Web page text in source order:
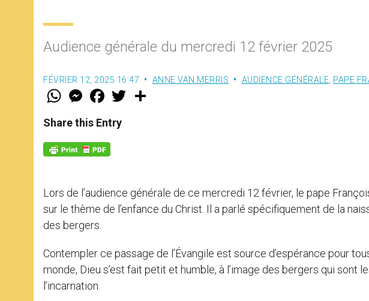
Audience générale du mercredi 12 février 2025
FÉVRIER 12, 2025 16:47 ANNE VAN MERRIS AUDIENCE GÉNÉRALE PAPE
W
t
s
p
p
M
e
s
e
g
e
F
a
e
b
o
k
w
Share this Entry
Lors de l’audience générale de ce mercredi 12 février, le pape
sur le thème de l’enfance du Christ. Il a parlé spécifiquement de la
des bergers.
Contempler ce passage de l’Évangile est source d’espérance pour
monde, Dieu s’est fait petit et humble, à l’image des bergers qui sont
l’incarnation.